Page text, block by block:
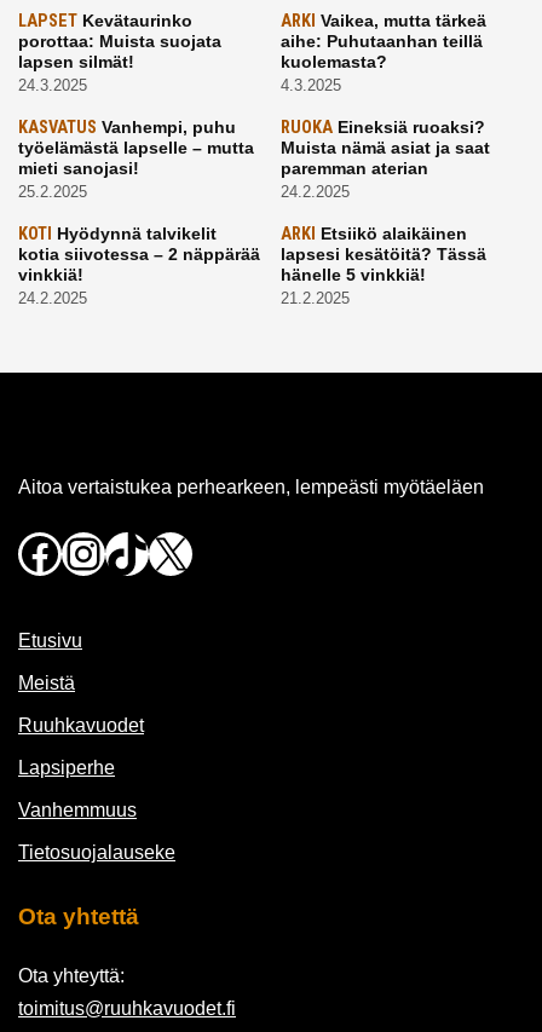
LAPSET Kevätaurinko
porottaa: Muista suojata
lapsen silmät!
24.3.2025
ARKI Vaikea, mutta tärkeä
aihe: Puhutaanhan teillä
kuolemasta?
4.3.2025
KASVATUS Vanhempi, puhu
työelämästä lapselle – mutta
mieti sanojasi!
25.2.2025
RUOKAEineksiä ruoaksi?
Muista nämä asiat ja saat
paremman aterian
24.2.2025
KOTI Hyödynnä talvikelit
kotia siivotessa – 2 näppärää
vinkkiä!
24.2.2025
ARKI Etsiikö alaikäinen
lapsesi kesätöitä? Tässä
hänelle 5 vinkkiä!
21.2.2025
Aitoa vertaistukea perhearkeen, lempeästi myötäeläen
Facebook
Instagram
TikTok
X
Etusivu
Meistä
Ruuhkavuodet
Lapsiperhe
Vanhemmuus
Tietosuojalauseke
Ota yhtettä
Ota yhteyttä:
toimitus@ruuhkavuodet.fi